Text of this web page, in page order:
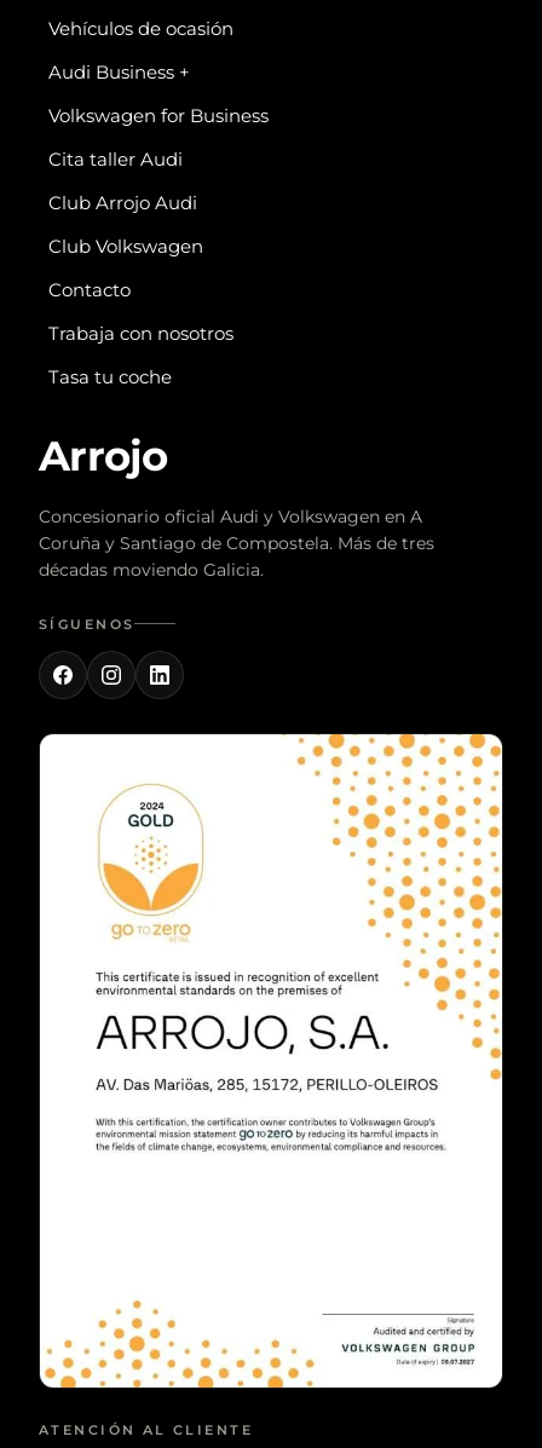
Vehículos de ocasión
Audi Business +
Volkswagen for Business
Cita taller Audi
Club Arrojo Audi
Club Volkswagen
Contacto
Trabaja con nosotros
Tasa tu coche
Arrojo
Concesionario oficial Audi y Volkswagen en A
Coruña y Santiago de Compostela. Más de tres
décadas moviendo Galicia.
SÍGUENOS
ATENCIÓN AL CLIENTE